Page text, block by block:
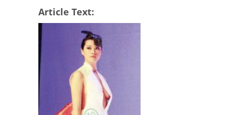
Article Text: